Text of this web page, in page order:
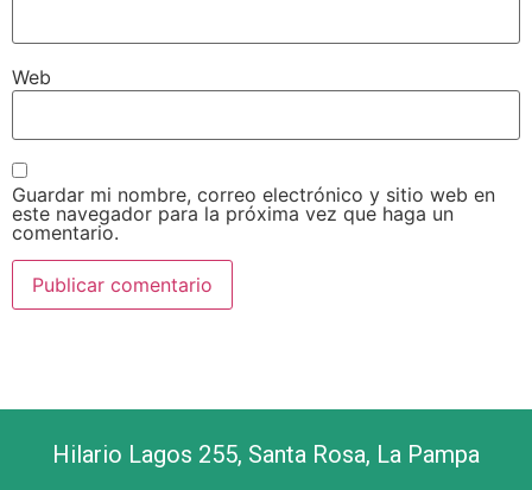
Web
Guardar mi nombre, correo electrónico y sitio web en
este navegador para la próxima vez que haga un
comentario.
Hilario Lagos 255, Santa Rosa, La Pampa